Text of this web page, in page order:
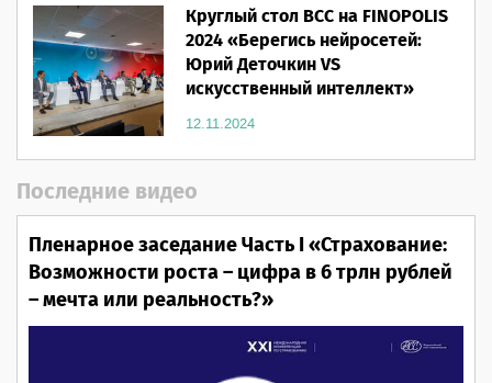
Круглый стол ВСС на FINOPOLIS
2024 «Берегись нейросетей:
Юрий Деточкин VS
искусственный интеллект»
12.11.2024
Последние видео
Пленарное заседание Часть I «Страхование:
Возможности роста – цифра в 6 трлн рублей
– мечта или реальность?»